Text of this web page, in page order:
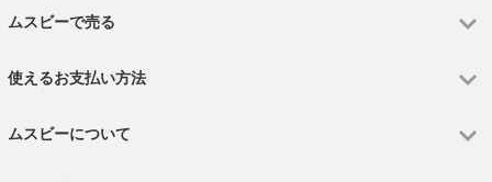
ムスビーで売る
使えるお支払い方法
ムスビーについて